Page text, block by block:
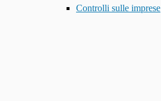
Controlli sulle imprese